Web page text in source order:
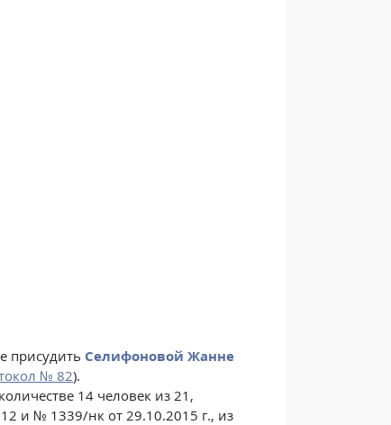
присудить Селифоновой Жанне
№ 82).
14 человек из 21,
и № 1339/нк от 29.10.2015 г., из